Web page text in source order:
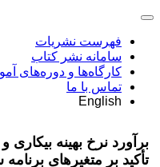
فهرست نشریات
سامانه نشر کتاب
کارگاه‌ها و دوره‌های
تماس با ما
English
برآورد نرخ بهینه بیکاری
تأکید بر متغیرهای